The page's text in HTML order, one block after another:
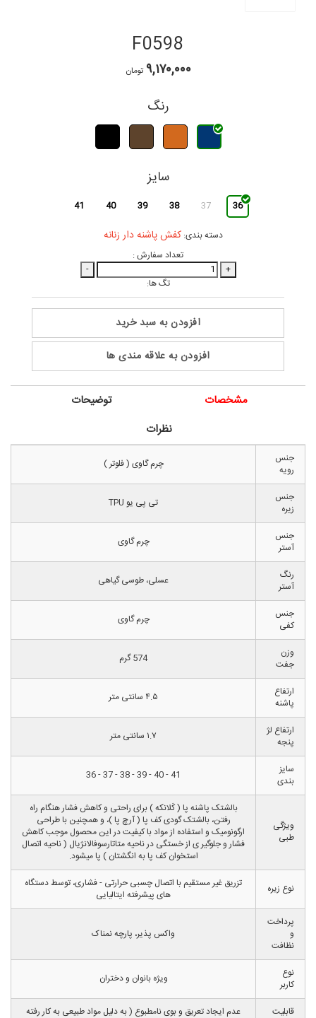
F0598
۹,۱۷۰,۰۰۰ تومان
رنگ
سایز
36
37
38
39
40
41
دسته بندی: کفش پاشنه دار زنانه
تعداد سفارش :
+
-
تگ ها:
افزودن به سبد خرید
افزودن به علاقه مندی ها
مشخصات
توضیحات
نظرات
جنس
رویه
چرم گاوی ( فلوتر )
جنس
زیره
تی پی یو TPU
جنس
آستر
چرم گاوی
رنگ
آستر
عسلی، طوسی گیاهی
جنس
کفی
چرم گاوی
وزن
جفت
574 گرم
ارتفاع
پاشنه
۴.۵ سانتی متر
ارتفاع لژ
پنجه
۱.۷ سانتی متر
سایز
بندی
41 - 40 - 39 - 38 - 37 - 36
ویژگی
طبی
بالشتک پاشنه پا ( کَلانکه ) برای راحتی و کاهش فشار هنگام راه
رفتن، بالشتک گودی کف پا ( آرچ پا )، و همچنین با طراحی
ارگونومیک و استفاده از مواد با کیفیت در این محصول موجب کاهش
فشار و جلوگیر ی از خستگی در ناحیه متاتارسوفالانژیال ( ناحیه اتصال
استخوان کف پا به انگشتان ) پا میشود.
نوع زیره
تزریق غیر مستقیم با اتصال چسبی حرارتی - فشاری، توسط دستگاه
های پیشرفته ایتالیایی
پرداخت
و
نظافت
واکس پذیر، پارچه نمناک
نوع
کاربر
ویژه بانوان و دختران
قابلیت
عدم ایجاد تعریق و بوی نامطبوع ( به دلیل مواد طبیعی به کار رفته